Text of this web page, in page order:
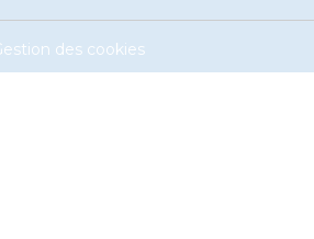
des cookies